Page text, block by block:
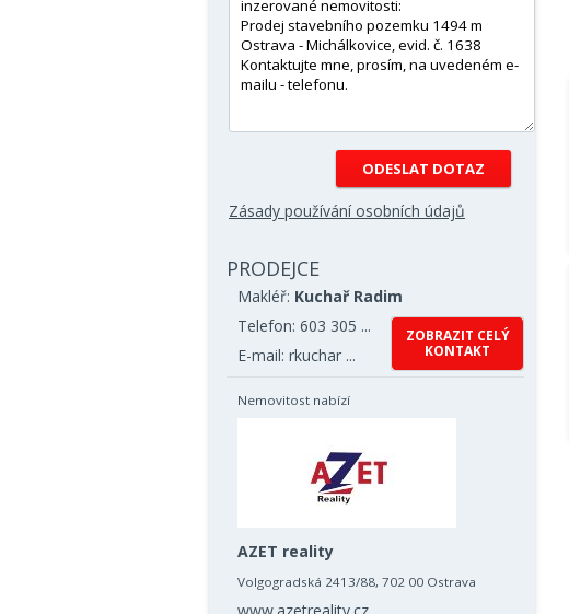
Zásady používání osobních údajů
PRODEJCE
Makléř: Kuchař Radim
Telefon: 603 305 ...
E-mail: rkuchar ...
ZOBRAZIT CELÝ
KONTAKT
Nemovitost nabízí
AZET reality
Volgogradská 2413/88, 702 00 Ostrava